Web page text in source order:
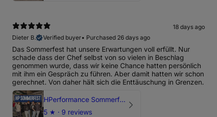
18 days ago
Dieter B.
Verified buyer• Purchased 26 days ago
Das Sommerfest hat unsere Erwartungen voll erfüllt. Nur
schade dass der Chef selbst von so vielen in Beschlag
genommen wurde, dass wir keine Chance hatten persönlich
mit ihm ein Gespräch zu führen. Aber damit hatten wir schon
gerechnet. Von daher hält sich die Enttäuschung in Grenzen.
HPerformance Sommerfest 2026
5 ★ · 9 reviews